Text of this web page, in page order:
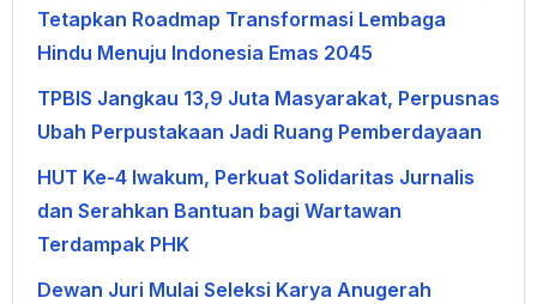
Tetapkan Roadmap Transformasi Lembaga
Hindu Menuju Indonesia Emas 2045
TPBIS Jangkau 13,9 Juta Masyarakat, Perpusnas
Ubah Perpustakaan Jadi Ruang Pemberdayaan
HUT Ke-4 Iwakum, Perkuat Solidaritas Jurnalis
dan Serahkan Bantuan bagi Wartawan
Terdampak PHK
Dewan Juri Mulai Seleksi Karya Anugerah